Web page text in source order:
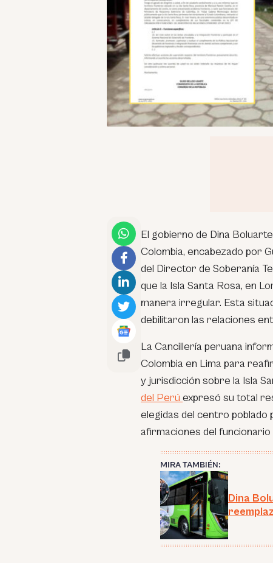
El gobierno de Dina
Colombia, encabezado por
del Director de Soberanía
que la Isla Santa Rosa, en
manera irregular. Esta
debilitaron las relaciones
La Cancillería peruana
Colombia en Lima para
y jurisdicción sobre la Isla
del Perú expresó su total
elegidas del centro poblado
afirmaciones del funcionario
MIRA TAMBIÉN:
Dina